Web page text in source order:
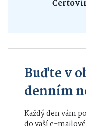
Buďte v
denním
Každý den vám
do vaší e-